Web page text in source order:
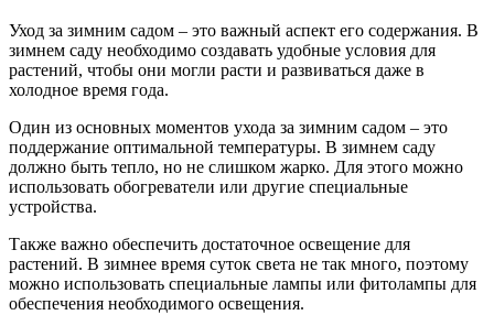
Уход за зимним садом – это важный аспект его содержания. В
зимнем саду необходимо создавать удобные условия для
растений, чтобы они могли расти и развиваться даже в
холодное время года.
Один из основных моментов ухода за зимним садом – это
поддержание оптимальной температуры. В зимнем саду
должно быть тепло, но не слишком жарко. Для этого можно
использовать обогреватели или другие специальные
устройства.
Также важно обеспечить достаточное освещение для
растений. В зимнее время суток света не так много, поэтому
можно использовать специальные лампы или фитолампы для
обеспечения необходимого освещения.